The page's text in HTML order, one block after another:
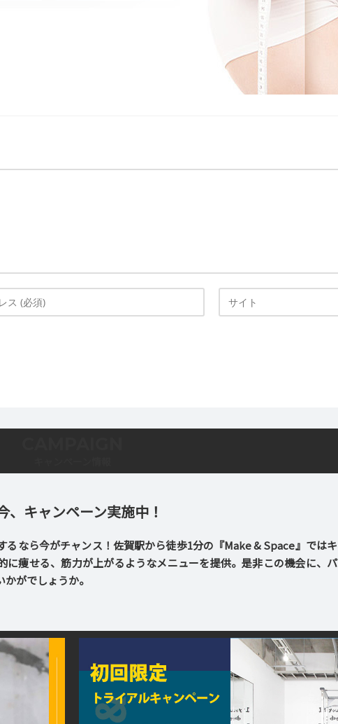
、キャンペーン実施中！
るなら今がチャンス！佐賀駅から徒歩1分の『Make & Space』ではキ
に痩せる、筋力が上がるようなメニューを提供。是非この機会に、パ
がでしょうか。